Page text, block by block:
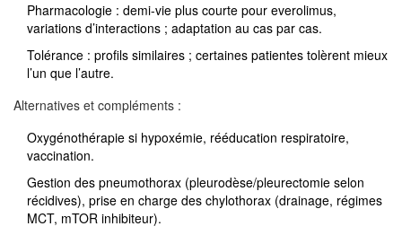
Pharmacologie : demi-vie plus courte pour everolimus,
variations d’interactions ; adaptation au cas par cas.
Tolérance : profils similaires ; certaines patientes tolèrent mieux
l’un que l’autre.
Alternatives et compléments :
Oxygénothérapie si hypoxémie, rééducation respiratoire,
vaccination.
Gestion des pneumothorax (pleurodèse/pleurectomie selon
récidives), prise en charge des chylothorax (drainage, régimes
MCT, mTOR inhibiteur).